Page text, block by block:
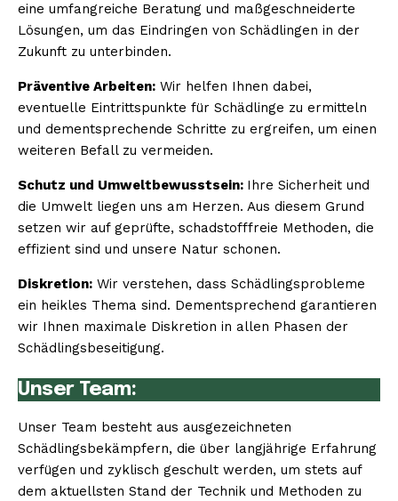
eine umfangreiche Beratung und maßgeschneiderte
Lösungen, um das Eindringen von Schädlingen in der
Zukunft zu unterbinden.
Präventive Arbeiten: Wir helfen Ihnen dabei,
eventuelle Eintrittspunkte für Schädlinge zu ermitteln
und dementsprechende Schritte zu ergreifen, um einen
weiteren Befall zu vermeiden.
Schutz und Umweltbewusstsein: Ihre Sicherheit und
die Umwelt liegen uns am Herzen. Aus diesem Grund
setzen wir auf geprüfte, schadstofffreie Methoden, die
effizient sind und unsere Natur schonen.
Diskretion: Wir verstehen, dass Schädlingsprobleme
ein heikles Thema sind. Dementsprechend garantieren
wir Ihnen maximale Diskretion in allen Phasen der
Schädlingsbeseitigung.
Unser Team:
Unser Team besteht aus ausgezeichneten
Schädlingsbekämpfern, die über langjährige Erfahrung
verfügen und zyklisch geschult werden, um stets auf
dem aktuellsten Stand der Technik und Methoden zu